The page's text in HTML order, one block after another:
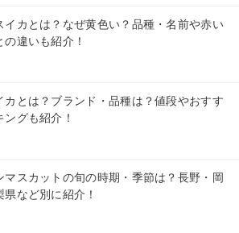
イカとは？なぜ黄色い？品種・名前や赤い
の違いも紹介！
カとは？ブランド・品種は？値段やおすす
ングも紹介！
マスカットの旬の時期・季節は？長野・岡
県など別に紹介！